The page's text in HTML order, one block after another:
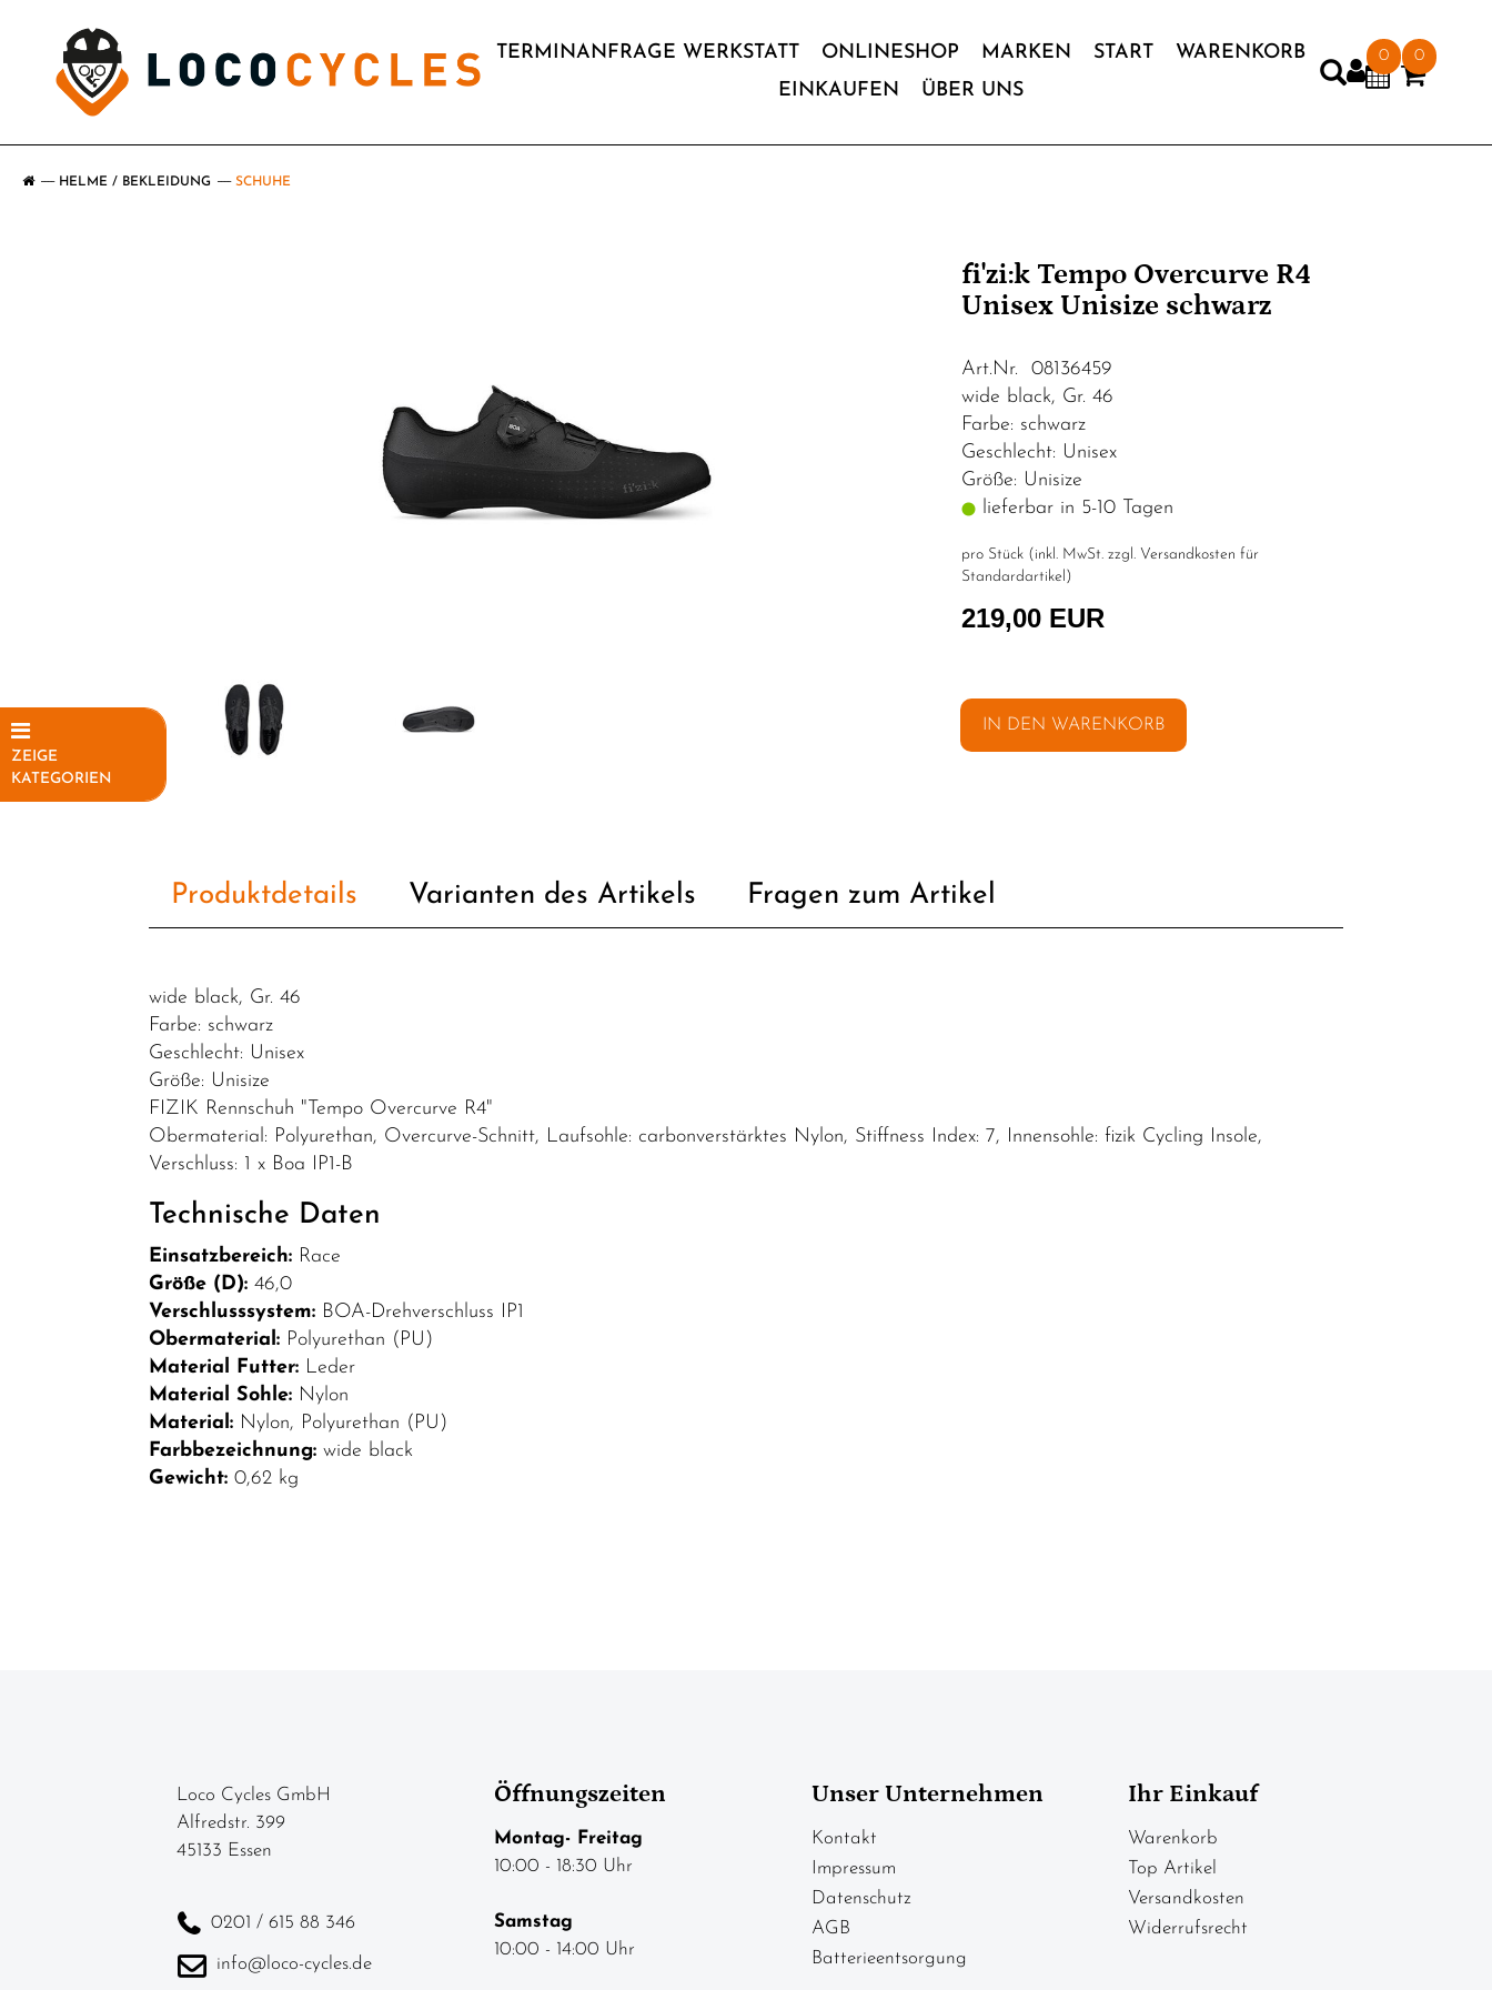
TERMINANFRAGE WERKSTATT ONLINESHOP MARKEN START
WARENKORB
EINKAUFEN
ÜBER UNS
0 0
HELME / BEKLEIDUNG SCHUHE
ZEIGE
KATEGORIEN
fi'zi:k Tempo Overcurve R4
Unisex Unisize schwarz
Art.Nr. 08136459
wide black, Gr. 46
Farbe: schwarz
Geschlecht: Unisex
Größe: Unisize
lieferbar in 5-10 Tagen
pro Stück (inkl. MwSt. zzgl. Versandkosten für
Standardartikel )
219,00 EUR
IN DEN WARENKORB
Produktdetails Varianten des Artikels Fragen zum Artikel
wide black, Gr. 46
Farbe: schwarz
Geschlecht: Unisex
Größe: Unisize
FIZIK Rennschuh "Tempo Overcurve R4"
Obermaterial: Polyurethan, Overcurve-Schnitt, Laufsohle: carbonverstärktes Nylon, Stiffness Index: 7, Innensohle: fizik Cycling Insole,
Verschluss: 1 x Boa IP1-B
Technische Daten
Einsatzbereich: Race
Größe (D): 46,0
Verschlusssystem: BOA-Drehverschluss IP1
Obermaterial: Polyurethan (PU)
Material Futter: Leder
Material Sohle: Nylon
Material: Nylon, Polyurethan (PU)
Farbbezeichnung: wide black
Gewicht: 0,62 kg
Loco Cycles GmbH
Alfredstr. 399
45133 Essen
0201 / 615 88 346
info@loco-cycles.de
Öffnungszeiten
Montag- Freitag
10:00 - 18:30 Uhr
Samstag
10:00 - 14:00 Uhr
Unser Unternehmen
Kontakt
Impressum
Datenschutz
AGB
Batterieentsorgung
Ihr Einkauf
Warenkorb
Top Artikel
Versandkosten
Widerrufsrecht